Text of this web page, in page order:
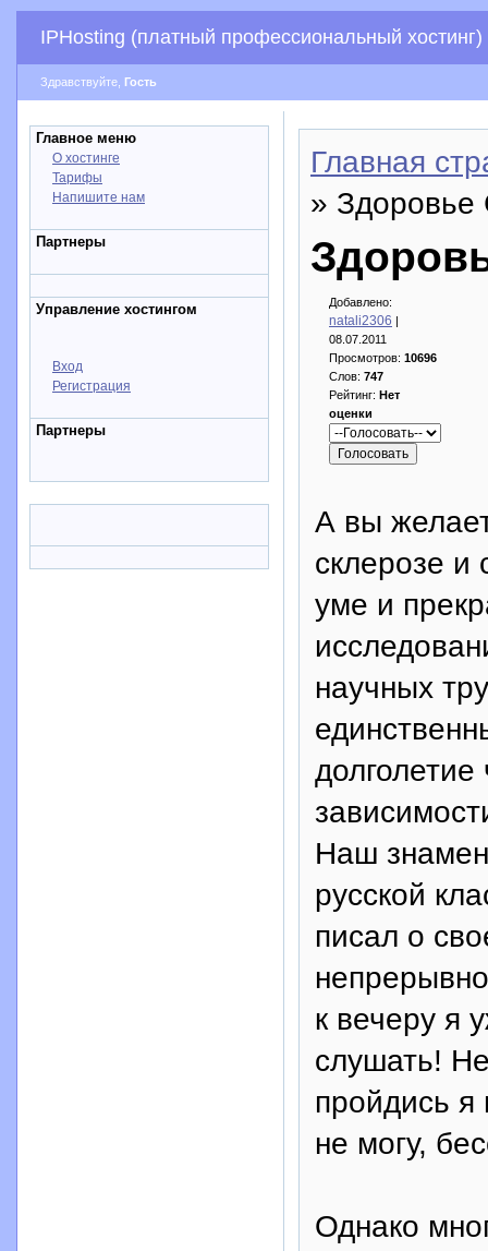
IPHosting (платный профессиональный хостинг)
Здравствуйте, Гость
Главное меню
О хостинге
Тарифы
Напишите нам
Партнеры
Управление хостингом
Вход
Регистрация
Партнеры
Главная
» Здоровье
Добавлено:
natali2306 |
08.07.2011
Просмотров: 10696
Слов: 747
Рейтинг: Нет
оценки
А вы
склерозе и
уме и
научных
Наш
русской
писал о
к вечеру я
слушать!
пройдись я
не могу,
Однако